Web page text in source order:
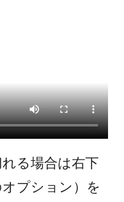
る場合は右下
プション）を